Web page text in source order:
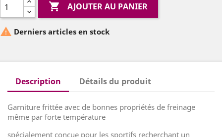
 AJOUTER AU PANIER
 Derniers articles en stock
Description Détails du produit
Garniture frittée avec de bonnes propriétés de freinage
même par forte température
spécialement conçue pour les sportifs recherchant un